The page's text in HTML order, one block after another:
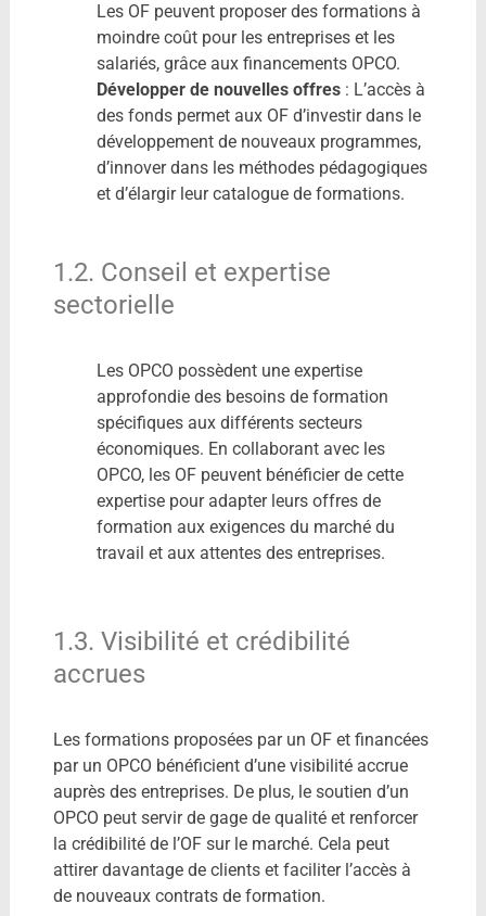
Les OF peuvent proposer des formations à
moindre coût pour les entreprises et les
salariés, grâce aux financements OPCO.
Développer de nouvelles offres: L’accès à
des fonds permet aux OF d’investir dans le
développement de nouveaux programmes,
d’innover dans les méthodes pédagogiques
et d’élargir leur catalogue de formations.
1.2. Conseil et expertise
sectorielle
Les OPCO possèdent une expertise
approfondie des besoins de formation
spécifiques aux différents secteurs
économiques. En collaborant avec les
OPCO, les OF peuvent bénéficier de cette
expertise pour adapter leurs offres de
formation aux exigences du marché du
travail et aux attentes des entreprises.
1.3. Visibilité et crédibilité
accrues
Les formations proposées par un OF et financées
par un OPCO bénéficient d’une visibilité accrue
auprès des entreprises. De plus, le soutien d’un
OPCO peut servir de gage de qualité et renforcer
la crédibilité de l’OF sur le marché. Cela peut
attirer davantage de clients et faciliter l’accès à
de nouveaux contrats de formation.